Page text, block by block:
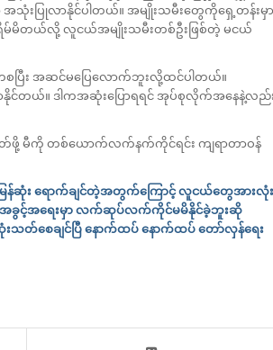
သုံးပြုလာနိုင်ပါတယ်။ အမျိုးသမီးတွေကိုရှေ့တန်းမှာ
မ်မိတယ်လို့ လူငယ်အမျိုးသမီးတစ်ဦးဖြစ်တဲ့ မငယ်
ြီး အဆင်မပြေလောက်ဘူးလို့ထင်ပါတယ်။
င်တယ်။ ဒါကအဆုံးပြောရရင် အုပ်စုလိုက်အနေနဲ့လည်
ဖို့ မီကို တစ်ယောက်လက်နက်ကိုင်ရင်း ကျရာတာဝန်
ြန်ဆုံး ရောက်ချင်တဲ့အတွက်ကြောင့် လူငယ်တွေအားလုံး
းအခွင့်အရေးမှာ လက်ဆုပ်လက်ကိုင်မမိနိုင်ခဲ့ဘူးဆို
တ်စေချင်ပြီ နောက်ထပ် နောက်ထပ် တော်လှန်ရေး